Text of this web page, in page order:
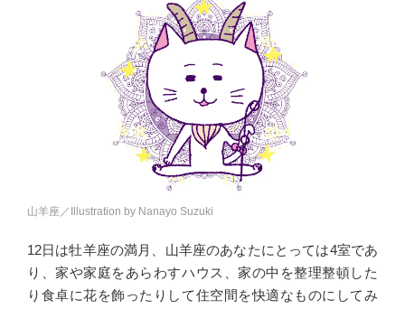
山羊座／Illustration by Nanayo Suzuki
12日は牡羊座の満月、山羊座のあなたにとっては4室であ
り、家や家庭をあらわすハウス、家の中を整理整頓した
り食卓に花を飾ったりして住空間を快適なものにしてみ